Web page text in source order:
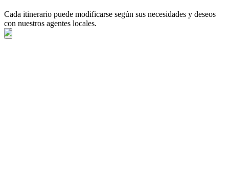
Cada itinerario puede modificarse según sus necesidades y deseos
con nuestros agentes locales.